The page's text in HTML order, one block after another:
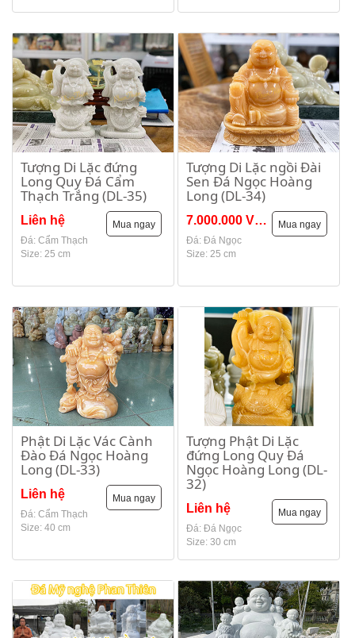
Tượng Di Lặc đứng
Long Quy Đá Cẩm
Thạch Trắng (DL-35)
Liên hệ
Đá: Cẩm Thạch
Size: 25 cm
Mua ngay
Tượng Di Lặc ngồi Đài
Sen Đá Ngọc Hoàng
Long (DL-34)
7.000.000 VNĐ
Đá: Đá Ngọc
Size: 25 cm
Mua ngay
Phật Di Lặc Vác Cành
Đào Đá Ngọc Hoàng
Long (DL-33)
Liên hệ
Đá: Cẩm Thạch
Size: 40 cm
Mua ngay
Tượng Phật Di Lặc
đứng Long Quy Đá
Ngọc Hoàng Long (DL-
32)
Liên hệ
Đá: Đá Ngọc
Size: 30 cm
Mua ngay